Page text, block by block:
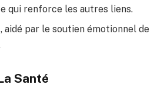
qui renforce les autres liens.
, aidé par le soutien émotionnel de
Santé